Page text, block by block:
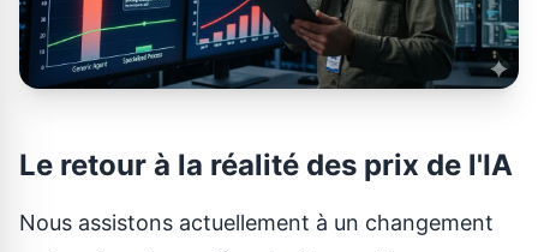
Le retour à la réalité des prix de l'IA
Nous assistons actuellement à un changement